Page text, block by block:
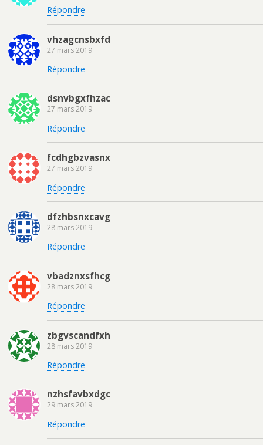
Répondre
vhzagcnsbxfd
27 mars 2019
Répondre
dsnvbgxfhzac
27 mars 2019
Répondre
fcdhgbzvasnx
27 mars 2019
Répondre
dfzhbsnxcavg
28 mars 2019
Répondre
vbadznxsfhcg
28 mars 2019
Répondre
zbgvscandfxh
28 mars 2019
Répondre
nzhsfavbxdgc
29 mars 2019
Répondre